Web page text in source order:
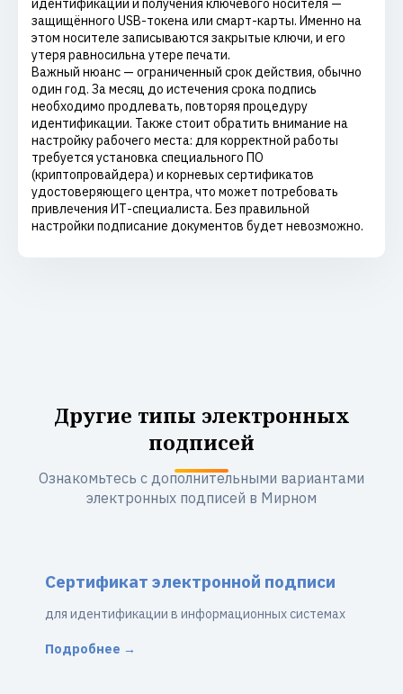
идентификации и получения ключевого носителя —
защищённого USB-токена или смарт-карты. Именно на
этом носителе записываются закрытые ключи, и его
утеря равносильна утере печати.
Важный нюанс — ограниченный срок действия, обычно
один год. За месяц до истечения срока подпись
необходимо продлевать, повторяя процедуру
идентификации. Также стоит обратить внимание на
настройку рабочего места: для корректной работы
требуется установка специального ПО
(криптопровайдера) и корневых сертификатов
удостоверяющего центра, что может потребовать
привлечения ИТ-специалиста. Без правильной
настройки подписание документов будет невозможно.
Другие типы электронных
подписей
Ознакомьтесь с дополнительными вариантами
электронных подписей в Мирном
Сертификат электронной подписи
для идентификации в информационных системах
Подробнее →